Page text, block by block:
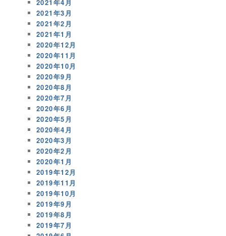
2021年4月
2021年3月
2021年2月
2021年1月
2020年12月
2020年11月
2020年10月
2020年9月
2020年8月
2020年7月
2020年6月
2020年5月
2020年4月
2020年3月
2020年2月
2020年1月
2019年12月
2019年11月
2019年10月
2019年9月
2019年8月
2019年7月